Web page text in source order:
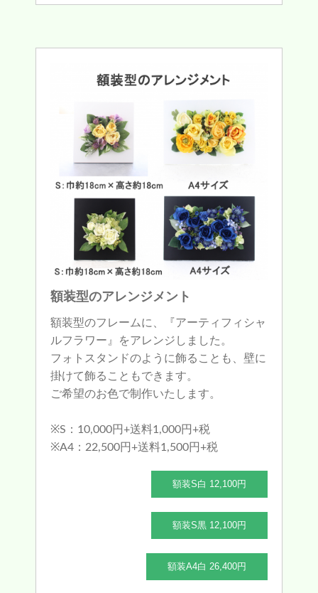
額装型のアレンジメント
額装型のフレームに、『アーティフィシャ
ルフラワー』をアレンジしました。
フォトスタンドのように飾ることも、壁に
掛けて飾ることもできます。
ご希望のお色で制作いたします。
※S：10,000円+送料1,000円+税
※A4：22,500円+送料1,500円+税
額装S白 12,100円
額装S黒 12,100円
額装A4白 26,400円